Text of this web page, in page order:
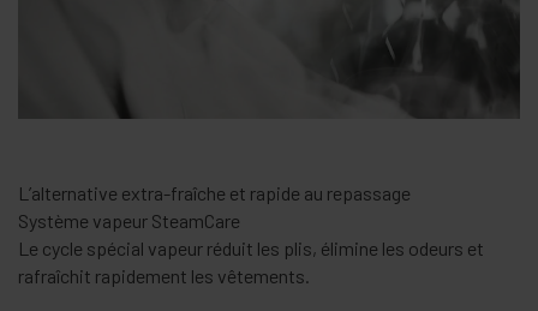
L’alternative extra-fraîche et rapide au repassage
Système vapeur SteamCare
Le cycle spécial vapeur réduit les plis, élimine les odeurs et
rafraîchit rapidement les vêtements.